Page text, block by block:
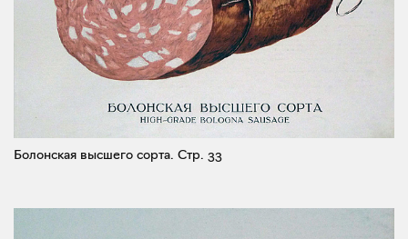
Болонская высшего сорта. Стр. 33